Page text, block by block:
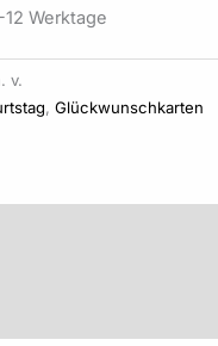
Werktage
v.
,Glückwunschkarten